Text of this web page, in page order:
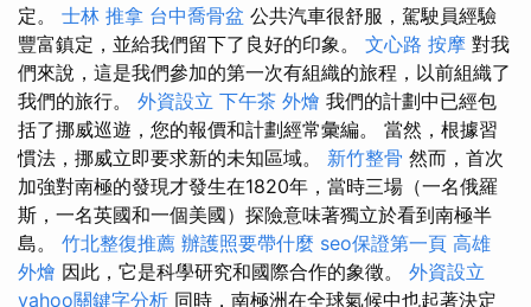
定。 士林 推拿 台中喬骨盆 公共汽車很舒服，駕駛員經驗
豐富鎮定，並給我們留下了良好的印象。 文心路 按摩 對我
們來說，這是我們參加的第一次有組織的旅程，以前組織了
我們的旅行。 外資設立 下午茶 外燴 我們的計劃中已經包
括了挪威巡遊，您的報價和計劃經常彙編。 當然，根據習
慣法，挪威立即要求新的未知區域。 新竹整骨 然而，首次
加強對南極的發現才發生在1820年，當時三場（一名俄羅
斯，一名英國和一個美國）探險意味著獨立於看到南極半
島。 竹北整復推薦 辦護照要帶什麼 seo保證第一頁 高雄
外燴 因此，它是科學研究和國際合作的象徵。 外資設立
yahoo關鍵字分析 同時，南極洲在全球氣候中也起著決定